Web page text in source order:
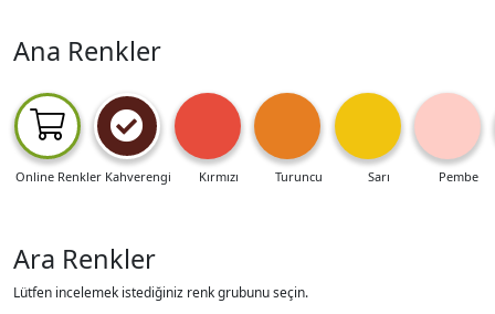
Ana Renkler
Online Renkler Kahverengi Kırmızı Turuncu Sarı Pembe
Ara Renkler
Lütfen incelemek istediğiniz renk grubunu seçin.